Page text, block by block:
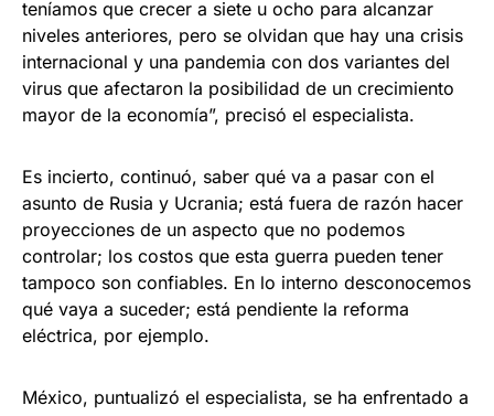
teníamos que crecer a siete u ocho para alcanzar
niveles anteriores, pero se olvidan que hay una crisis
internacional y una pandemia con dos variantes del
virus que afectaron la posibilidad de un crecimiento
mayor de la economía”, precisó el especialista.
Es incierto, continuó, saber qué va a pasar con el
asunto de Rusia y Ucrania; está fuera de razón hacer
proyecciones de un aspecto que no podemos
controlar; los costos que esta guerra pueden tener
tampoco son confiables. En lo interno desconocemos
qué vaya a suceder; está pendiente la reforma
eléctrica, por ejemplo.
México, puntualizó el especialista, se ha enfrentado a